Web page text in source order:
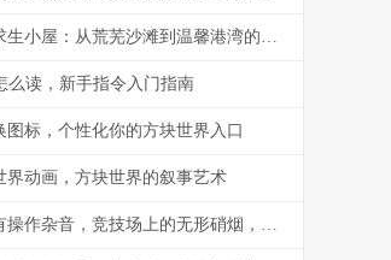
我的世界海边求生小屋：从荒芜沙滩到温馨港湾的建造指南
么读，新手指令入门指南
图标，个性化你的方块世界入口
界动画，方块世界的叙事艺术
和平精英队友有操作杂音，竞技场上的无形硝烟，副标题，听音辨位之外的生存考验